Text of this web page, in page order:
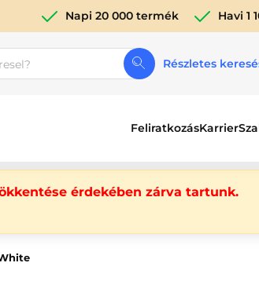
Napi 20 000 termék Havi 1
Részletes
FeliratkozásKarrier
érdekében zárva tartunk.